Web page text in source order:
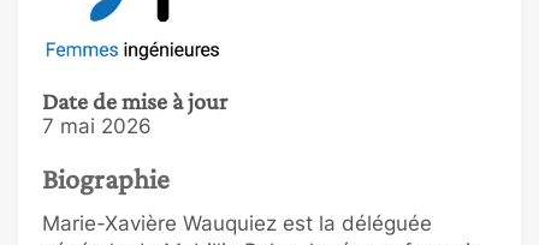
Date de mise à jour
7 mai 2026
Biographie
Marie-Xavière Wauquiez est la déléguée